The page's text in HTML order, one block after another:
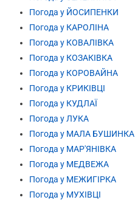
Погода у ЙОСИПЕНКИ
Погода у КАРОЛІНА
Погода у КОВАЛІВКА
Погода у КОЗАКІВКА
Погода у КОРОВАЙНА
Погода у КРИКІВЦІ
Погода у КУДЛАЇ
Погода у ЛУКА
Погода у МАЛА БУШИНКА
Погода у МАР'ЯНІВКА
Погода у МЕДВЕЖА
Погода у МЕЖИГІРКА
Погода у МУХІВЦІ